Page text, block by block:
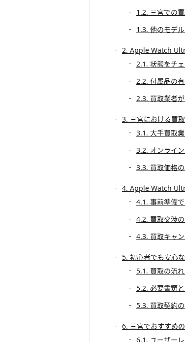
1.2. 三宮での
1.3. 他のモデ
2. Apple Watch
2.1. 状態をチ
2.2. 付属品の
2.3. 買取業者
3. 三宮における買
3.1. 大手買取
3.2. オンライ
3.3. 買取価格
4. Apple Watch
4.1. 事前準備
4.2. 買取交渉
4.3. 買取キャ
5. 初心者でも安心
5.1. 買取の流
5.2. 必要書類
5.3. 買取契約
6. 三宮でおすすめ
6.1. ユーザー